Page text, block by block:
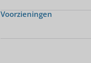
Voorzieningen